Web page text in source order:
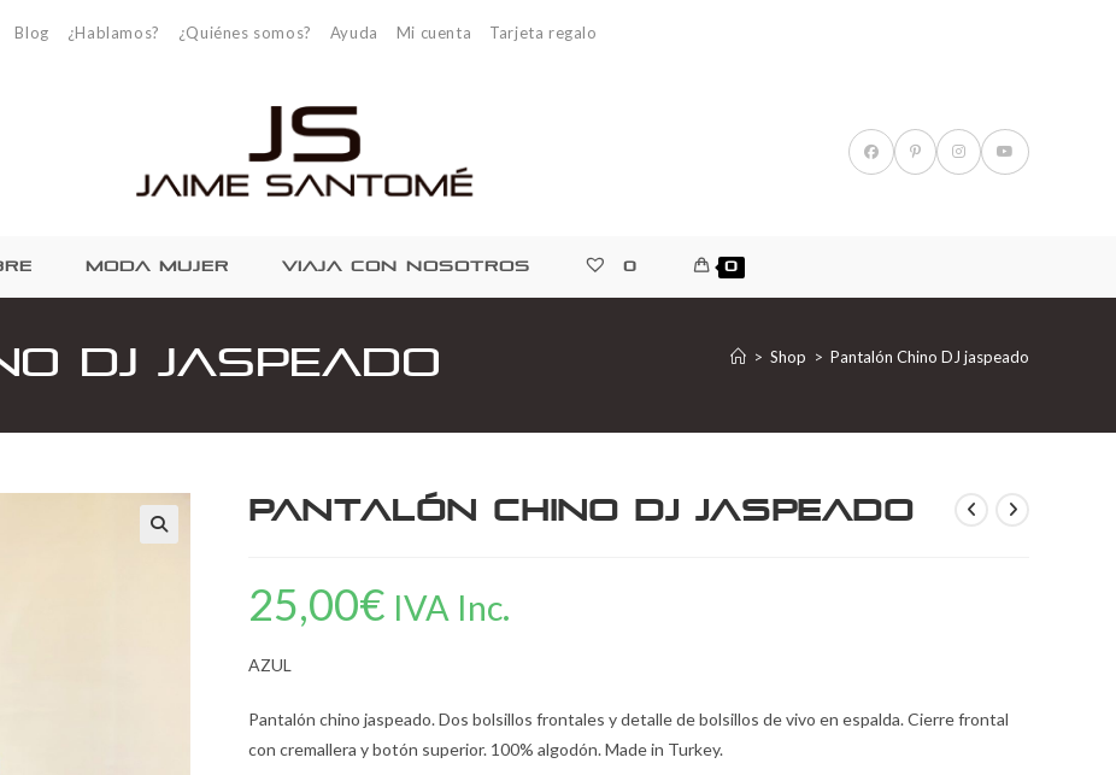
Blog ¿Hablamos? ¿Quiénes somos? Ayuda Mi cuenta Tarjeta regalo
MODA MUJER VIAJA CON NOSOTROS 0 0
DJ jaspeado > Shop > Pantalón Chino DJ jaspeado
Pantalón Chino DJ jaspeado
25,00€ IVA Inc.
AZUL
Pantalón chino jaspeado. Dos bolsillos frontales y detalle de bolsillos de vivo en espalda. Cierre frontal
con cremallera y botón superior. 100% algodón. Made in Turkey.